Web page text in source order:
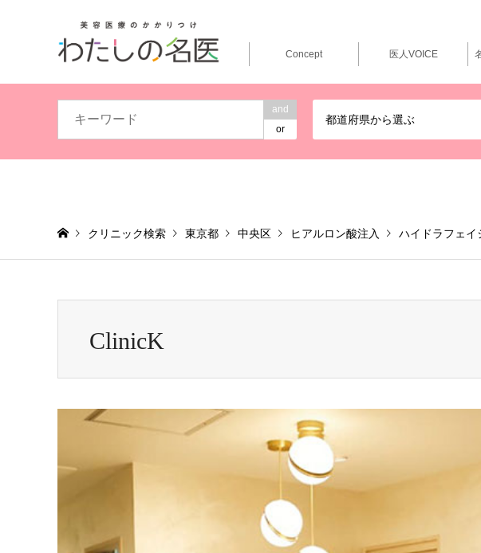
and
or
都道府県から選ぶ
Concept 医人VOICE
クリニック検索 東京都 中央区 ヒアルロン酸注入 ハイドラフェイ
ClinicK